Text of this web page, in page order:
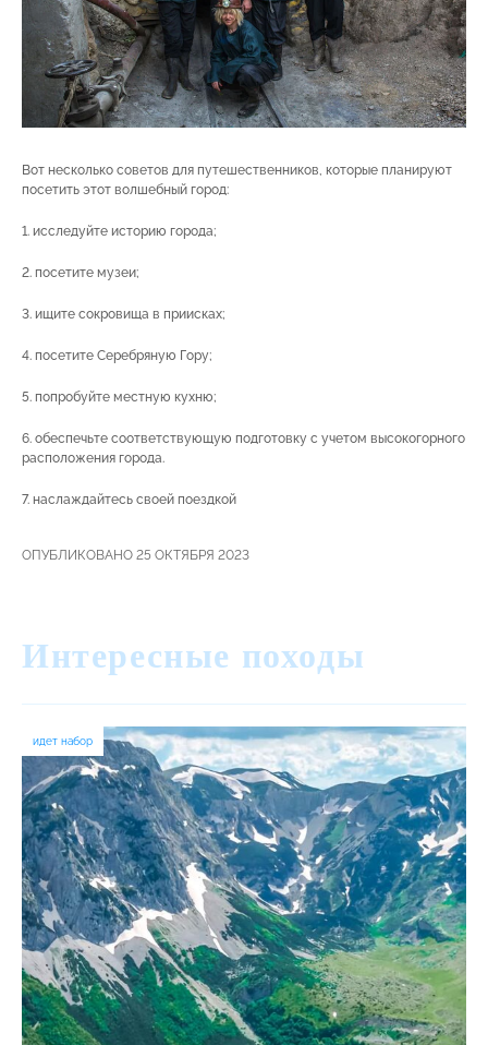
Вот несколько советов для путешественников, которые планируют
посетить этот волшебный город:
1. исследуйте историю города;
2. посетите музеи;
3. ищите сокровища в приисках;
4. посетите Серебряную Гору;
5. попробуйте местную кухню;
6. обеспечьте соответствующую подготовку с учетом высокогорного
расположения города.
7. наслаждайтесь своей поездкой
ОПУБЛИКОВАНО 25 ОКТЯБРЯ 2023
Интересные походы
идет набор